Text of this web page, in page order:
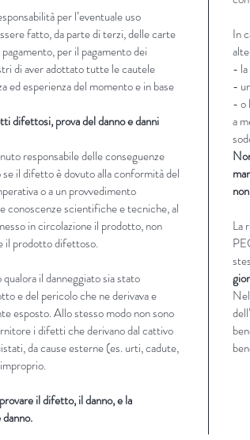
per l’eventuale uso
fatto, da parte di terzi, delle carte
per il pagamento dei
di aver adottato tutte le cautele
ed esperienza del momento e in base
difettosi, prova del danno e danni
responsabile delle conseguenze
il difetto è dovuto alla conformità del
o a un provvedimento
conoscenze scientifiche e tecniche, al
in circolazione il prodotto, non
il prodotto difettoso.
il danneggiato sia stato
e del pericolo che ne derivava e
esposto. Allo stesso modo non sono
i difetti che derivano dal cattivo
da cause esterne (es. urti, cadute,
il difetto, il danno, e la
In
-
-
- o
a
La